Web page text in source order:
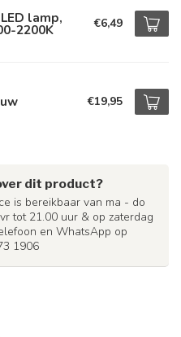
lamp,
2200K €6,49
€19,95
dit product?
is bereikbaar van ma - do
tot 21.00 uur & op zaterdag
en WhatsApp op
1906